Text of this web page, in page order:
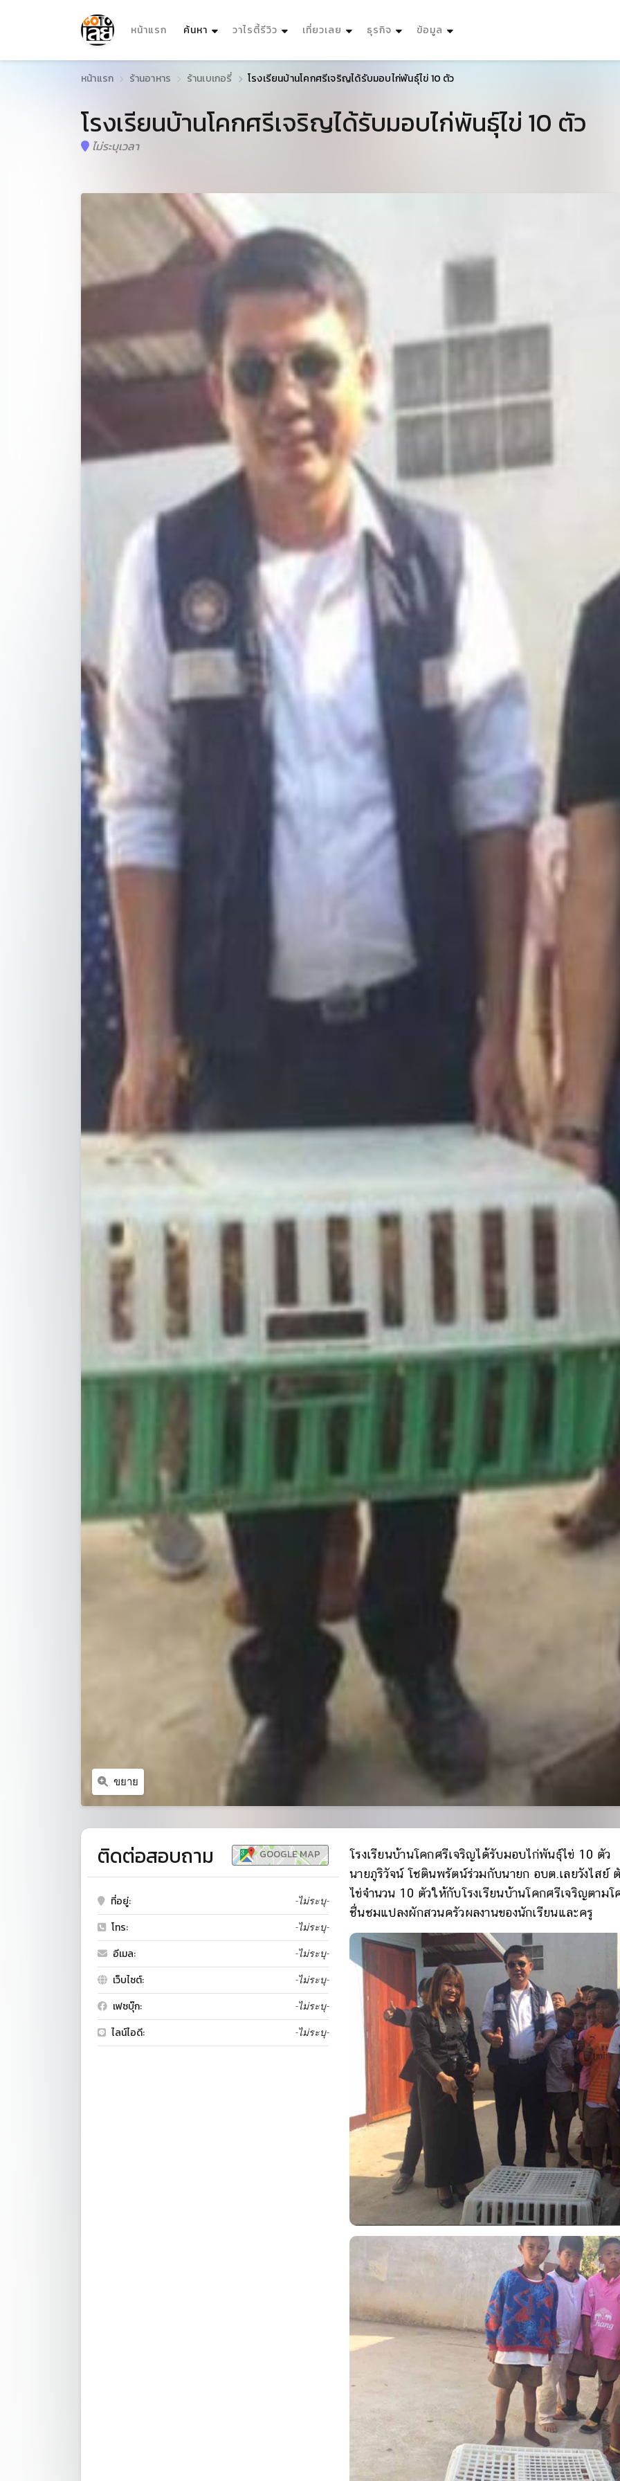
หน้าแรก ค้นหา (current)วาไรตี้รีวิว เที่ยวเลย ธุรกิจ ข้อมูล
หน้าแรก ร้านอาหาร ร้านเบเกอรี่ โรงเรียนบ้านโคกศรีเจริญได้รับมอบไก่พันธุ์ไข่ 10 ตัว
โรงเรียนบ้านโคกศรีเจริญได้รับมอบไก่พันธุ์ไข่ 10 ตัว
ไม่ระบุเวลา
ขยาย
ติดต่อสอบถาม GOOGLE MAP
ที่อยู่: -ไม่ระบุ-
โทร: -ไม่ระบุ-
อีเมล: -ไม่ระบุ-
เว็บไซต์: -ไม่ระบุ-
เฟซบุ๊ก: -ไม่ระบุ-
ไลน์ไอดี: -ไม่ระบุ-
โรงเรียนบ้านโคกศรีเจริญได้รับมอบไก่พันธุ์ไข่ 10 ตัว
นายภูริวัจน์ โชตินพรัตน์ร่วมกับนายก อบต.เลยวังไสย์
ไข่จำนวน 10 ตัวให้กับโรงเรียนบ้านโคกศรีเจริญตามโ
ชื่นชมแปลงผักสวนครัวผลงานของนักเรียนและครู